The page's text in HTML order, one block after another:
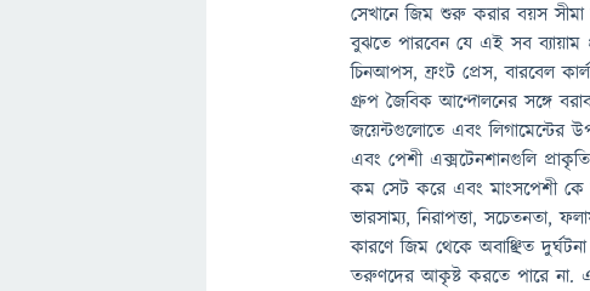
সেখানে জিম শুরু করার বয়স
বুঝতে পারবেন যে এই সব
চিনআপস, ফ্রংট প্রেস, বারবেল কার্ল
গ্রুপ জৈবিক আন্দোলনের সঙ্গে
জয়েন্টগুলোতে এবং লিগামেন্টের
এবং পেশী এক্সটেনশানগুলি
কম সেট করে এবং মাংসপেশী কে
ভারসাম্য, নিরাপত্তা, সচেতনতা,
কারণে জিম থেকে অবাঞ্ছিত
তরুণদের আকৃষ্ট করতে পারে না.